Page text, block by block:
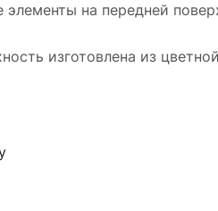
на передней
изготовлена из